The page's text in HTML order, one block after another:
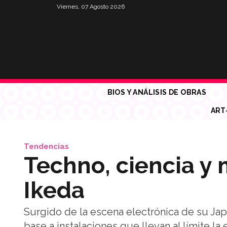
Viernes, 07 Agosto 2026
BIOS Y ANÁLISIS DE OBRAS
Tendencias
Techno, ciencia y
Ikeda
Surgido de la escena electrónica de su